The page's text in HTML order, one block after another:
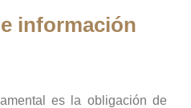
información
es la obligación de